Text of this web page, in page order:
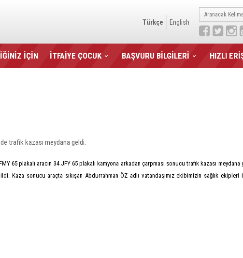
Türkçe English
İÇİN İTFAİYE ÇOCUK BAŞVURU BİLGİLERİ HIZLI
trafik kazası meydana geldi.
65 plakalı aracın 34 JFY 65 plakalı kamyona arkadan çarpması sonucu trafik kazası meydana
Kaza sonucu araçta sıkışan Abdurrahman ÖZ adlı vatandaşımız ekibimizin sağlık ekipleri